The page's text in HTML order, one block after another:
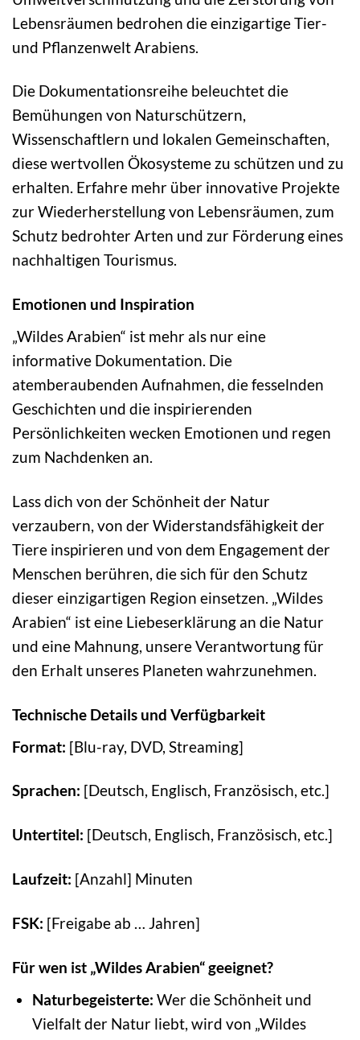
Lebensräumen bedrohen die einzigartige Tier-
und Pflanzenwelt Arabiens.
Die Dokumentationsreihe beleuchtet die
Bemühungen von Naturschützern,
Wissenschaftlern und lokalen Gemeinschaften,
diese wertvollen Ökosysteme zu schützen und zu
erhalten. Erfahre mehr über innovative Projekte
zur Wiederherstellung von Lebensräumen, zum
Schutz bedrohter Arten und zur Förderung eines
nachhaltigen Tourismus.
Emotionen und Inspiration
„Wildes Arabien“ ist mehr als nur eine
informative Dokumentation. Die
atemberaubenden Aufnahmen, die fesselnden
Geschichten und die inspirierenden
Persönlichkeiten wecken Emotionen und regen
zum Nachdenken an.
Lass dich von der Schönheit der Natur
verzaubern, von der Widerstandsfähigkeit der
Tiere inspirieren und von dem Engagement der
Menschen berühren, die sich für den Schutz
dieser einzigartigen Region einsetzen. „Wildes
Arabien“ ist eine Liebeserklärung an die Natur
und eine Mahnung, unsere Verantwortung für
den Erhalt unseres Planeten wahrzunehmen.
Technische Details und Verfügbarkeit
Format: [Blu-ray, DVD, Streaming]
Sprachen: [Deutsch, Englisch, Französisch, etc.]
Untertitel: [Deutsch, Englisch, Französisch, etc.]
Laufzeit: [Anzahl] Minuten
FSK: [Freigabe ab … Jahren]
Für wen ist „Wildes Arabien“ geeignet?
Naturbegeisterte: Wer die Schönheit und
Vielfalt der Natur liebt, wird von „Wildes